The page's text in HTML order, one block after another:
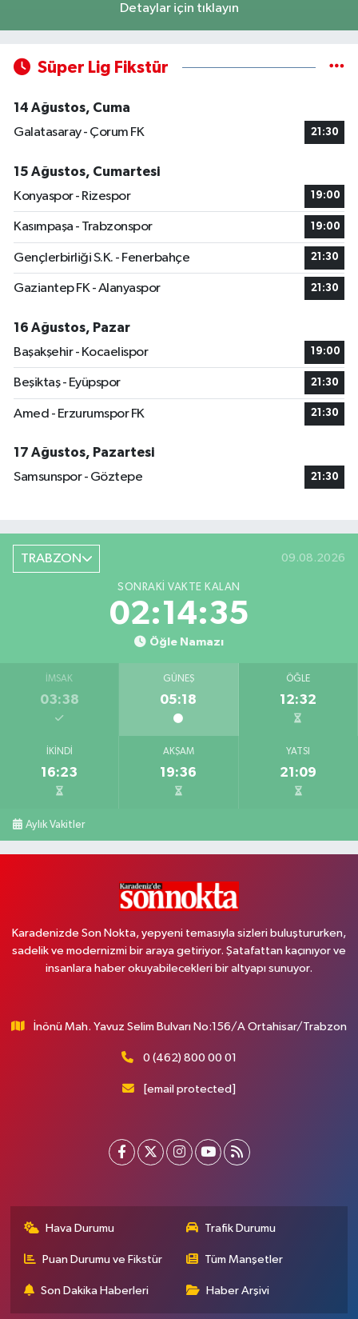
Detaylar için tıklayın
Süper Lig Fikstür
14 Ağustos, Cuma
Galatasaray - Çorum FK
21:30
15 Ağustos, Cumartesi
Konyaspor - Rizespor
19:00
Kasımpaşa - Trabzonspor 19:00
Gençlerbirliği S.K. - Fenerbahçe 21:30
Gaziantep FK - Alanyaspor 21:30
16 Ağustos, Pazar
Başakşehir - Kocaelispor
19:00
Beşiktaş - Eyüpspor 21:30
Amed - Erzurumspor FK 21:30
17 Ağustos, Pazartesi
Samsunspor - Göztepe
21:30
TRABZON 09.08.2026
SONRAKI VAKTE KALAN
02:14:35
Öğle Namazı
İMSAK
03:38
GÜNEŞ
05:18
ÖĞLE
12:32
İKINDI
16:23
AKŞAM
19:36
YATSI
21:09
Aylık Vakitler
Karadenizde Son Nokta, yepyeni temasıyla sizleri buluştururken,
sadelik ve modernizmi bir araya getiriyor. Şatafattan kaçınıyor ve
insanlara haber okuyabilecekleri bir altyapı sunuyor.
İnönü Mah. Yavuz Selim Bulvarı No:156/A Ortahisar/Trabzon
0 (462) 800 00 01
[email protected]
Hava Durumu Trafik Durumu
Puan Durumu ve Fikstür Tüm Manşetler
Son Dakika Haberleri Haber Arşivi